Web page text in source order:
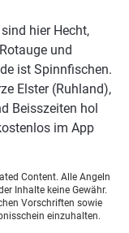
hier Hecht,
und
ist Spinnfischen.
Elster (Ruhland),
Beisszeiten hol
im App
Content. Alle Angeln
Inhalte keine Gewähr.
Vorschriften sowie
einzuhalten.